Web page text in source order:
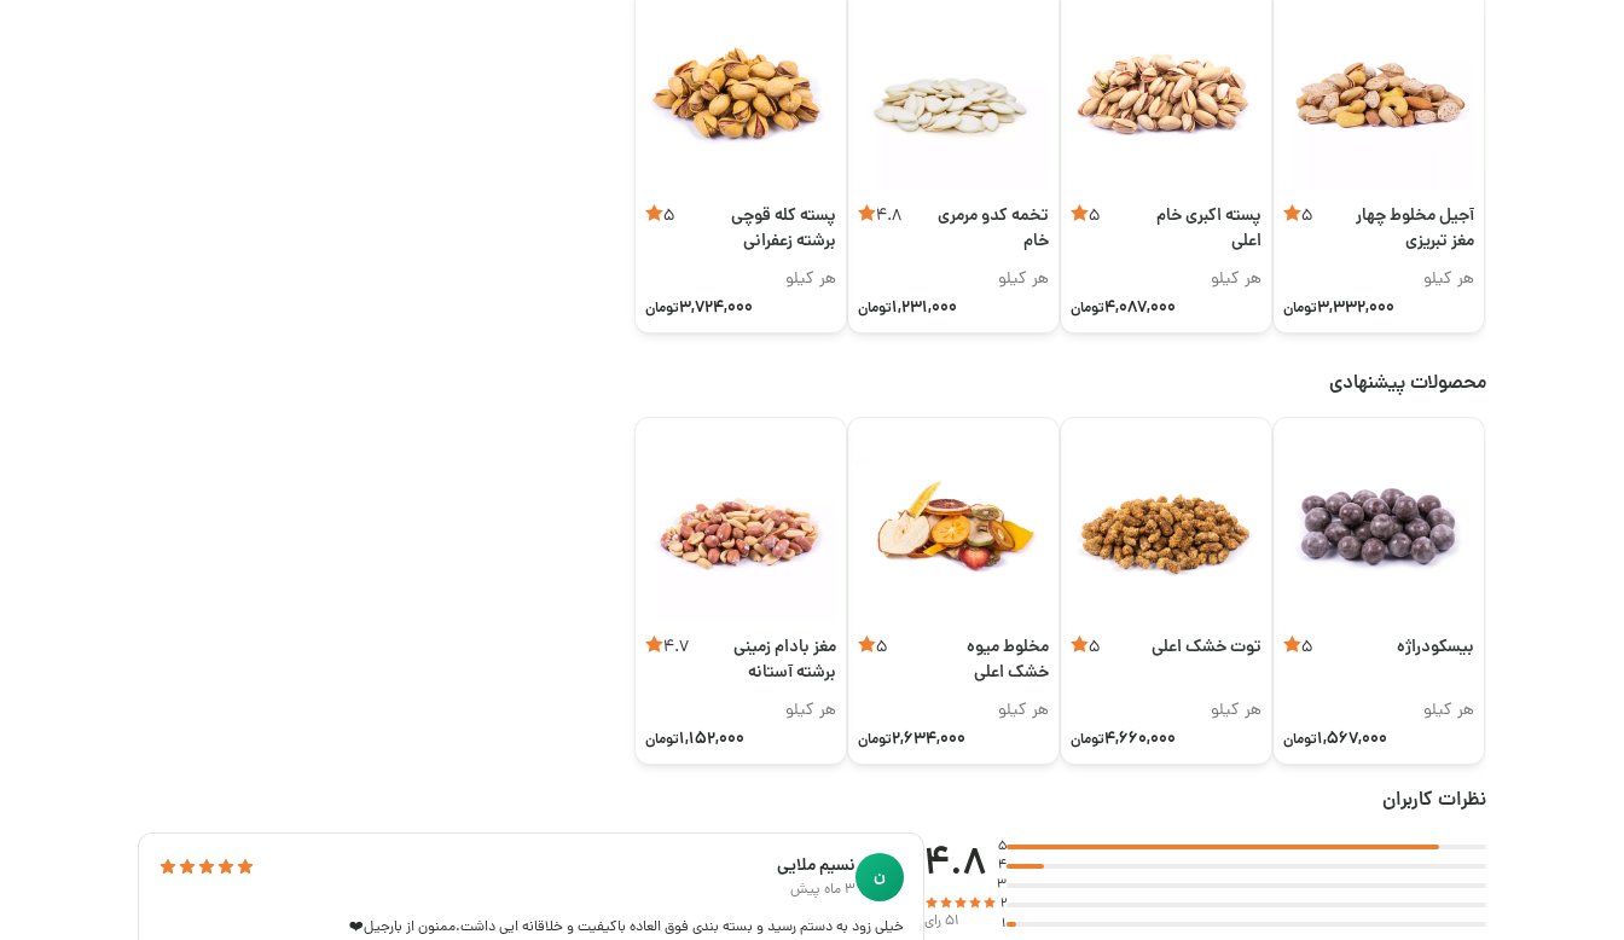
آجیل مخلوط چهار
مغز تبریزی
5
هر کیلو
3,332,000تومان
پسته اکبری خام
اعلی
5
هر کیلو
4,087,000تومان
تخمه کدو مرمری
خام
4.8
هر کیلو
1,231,000تومان
پسته کله قوچی
برشته زعفرانی
اعلی
5
هر کیلو
3,724,000تومان
محصولات پیشنهادی
بیسکودراژه 5
هر کیلو
1,567,000تومان
توت خشک اعلی 5
هر کیلو
4,660,000تومان
مخلوط میوه
خشک اعلی
5
هر کیلو
2,634,000تومان
مغز بادام زمینی
برشته آستانه
اعلی
4.7
هر کیلو
1,152,000تومان
نظرات کاربران
5
4
3
2
1
4.8
51 رای
نسیم ملایی
3 ماه پیش ن
خیلی زود به دستم رسید و بسته بندی فوق العاده باکیفیت و خلاقانه ایی داشت.ممنون از بارجیل❤️